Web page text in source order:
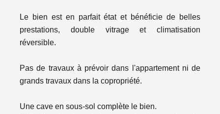
Le bien est en parfait état et bénéficie de belles
prestations, double vitrage et climatisation
réversible.
Pas de travaux à prévoir dans l'appartement ni de
grands travaux dans la copropriété.
Une cave en sous-sol complète le bien.